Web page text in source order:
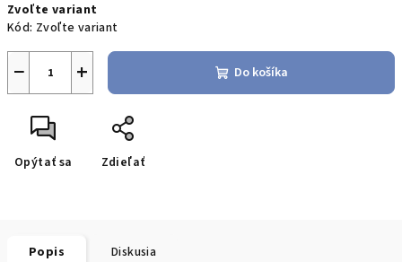
cena:
Zvoľte variant
Kód: Zvoľte variant
+
− Do košíka
Opýtať sa Zdieľať
Popis Diskusia